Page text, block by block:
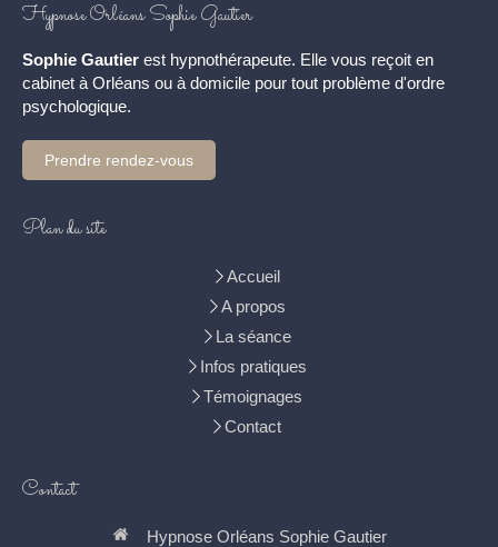
Hypnose Orléans Sophie Gautier
Sophie Gautier est hypnothérapeute. Elle vous reçoit en
cabinet à Orléans ou à domicile pour tout problème d'ordre
psychologique.
Prendre rendez-vous
Plan du site
Accueil
A propos
La séance
Infos pratiques
Témoignages
Contact
Contact
Hypnose Orléans Sophie Gautier